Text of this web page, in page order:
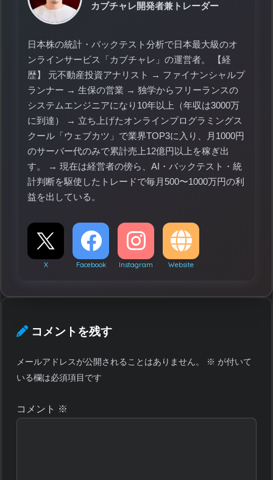
カブチャレ開発者兼トレーダー
日本株の統計・バックテスト分析で日本最大級のオ
ンラインサービス「カブチャレ」の運営者。 【経
歴】 元不動産投資アナリスト → ファイナンシャルプ
ランナー → 生保の営業 → 独学からフリーランスの
システムエンジニアになり10年以上（年収は3000万
に到達） → 立ち上げたオンラインプログラミングス
クール「ウェブカツ」で業界TOP3に入り、月1000円
のサーバー代のみで累計売上12億円以上を稼ぎ出
す。 → 現在は経営者の傍ら、AI・バックテスト・統
計判断を駆使したトレードで毎月500〜1000万円の利
益を出している。
X Facebook Instagram Website
コメントを残す
メールアドレスが公開されることはありません。 ※ が付いて
いる欄は必須項目です
コメント ※